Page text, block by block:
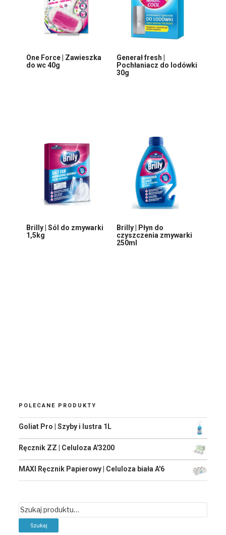
One Force | Zawieszka
do wc 40g
Generał fresh |
Pochłaniacz do lodówki
30g
Brilly | Sól do zmywarki
1,5kg
Brilly | Płyn do
czyszczenia zmywarki
250ml
POLECANE PRODUKTY
Goliat Pro | Szyby i lustra 1L
Ręcznik ZZ | Celuloza A'3200
MAXI Ręcznik Papierowy | Celuloza biała A'6
Szukaj: